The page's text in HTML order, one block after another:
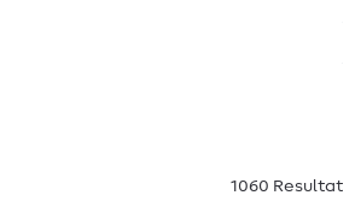
1060 Resultat